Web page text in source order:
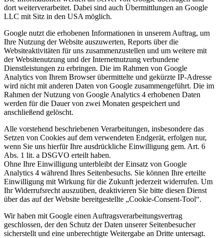
dort weiterverarbeitet. Dabei sind auch Übermittlungen an Google
LLC mit Sitz in den USA möglich.
Google nutzt die erhobenen Informationen in unserem Auftrag, um
Ihre Nutzung der Website auszuwerten, Reports über die
Websiteaktivitäten für uns zusammenzustellen und um weitere mit
der Websitenutzung und der Internetnutzung verbundene
Dienstleistungen zu erbringen. Die im Rahmen von Google
Analytics von Ihrem Browser übermittelte und gekürzte IP-Adresse
wird nicht mit anderen Daten von Google zusammengeführt. Die im
Rahmen der Nutzung von Google Analytics 4 erhobenen Daten
werden für die Dauer von zwei Monaten gespeichert und
anschließend gelöscht.
Alle vorstehend beschriebenen Verarbeitungen, insbesondere das
Setzen von Cookies auf dem verwendeten Endgerät, erfolgen nur,
wenn Sie uns hierfür Ihre ausdrückliche Einwilligung gem. Art. 6
Abs. 1 lit. a DSGVO erteilt haben.
Ohne Ihre Einwilligung unterbleibt der Einsatz von Google
Analytics 4 während Ihres Seitenbesuchs. Sie können Ihre erteilte
Einwilligung mit Wirkung für die Zukunft jederzeit widerrufen. Um
Ihr Widerrufsrecht auszuüben, deaktivieren Sie bitte diesen Dienst
über das auf der Website bereitgestellte „Cookie-Consent-Tool“.
Wir haben mit Google einen Auftragsverarbeitungsvertrag
geschlossen, der den Schutz der Daten unserer Seitenbesucher
sicherstellt und eine unberechtigte Weitergabe an Dritte untersagt.